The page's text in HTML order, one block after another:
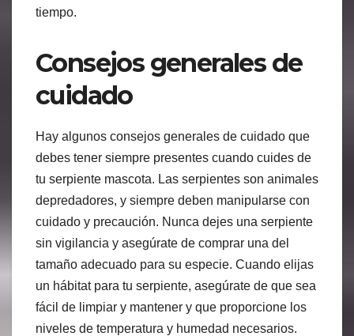
tiempo.
Consejos generales de
cuidado
Hay algunos consejos generales de cuidado que
debes tener siempre presentes cuando cuides de
tu serpiente mascota. Las serpientes son animales
depredadores, y siempre deben manipularse con
cuidado y precaución. Nunca dejes una serpiente
sin vigilancia y asegúrate de comprar una del
tamaño adecuado para su especie. Cuando elijas
un hábitat para tu serpiente, asegúrate de que sea
fácil de limpiar y mantener y que proporcione los
niveles de temperatura y humedad necesarios.